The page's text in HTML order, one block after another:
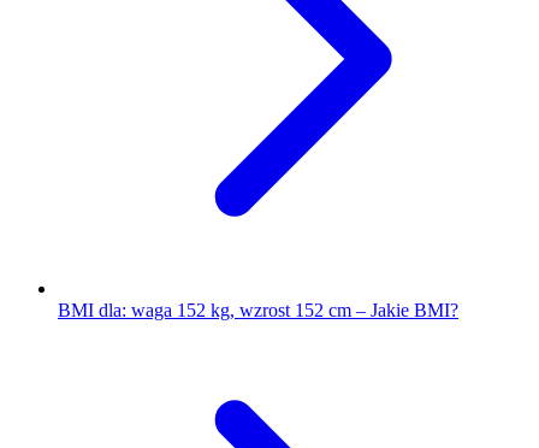
BMI dla: waga 152 kg, wzrost 152 cm – Jakie BMI?